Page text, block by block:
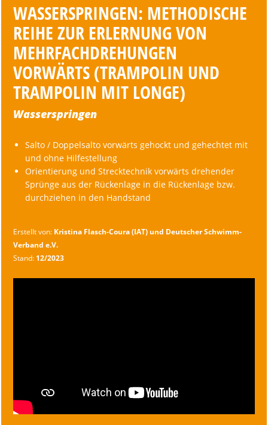
WASSERSPRINGEN: METHODISCHE
REIHE ZUR ERLERNUNG VON
MEHRFACHDREHUNGEN
VORWÄRTS (TRAMPOLIN UND
TRAMPOLIN MIT LONGE)
Wasserspringen
Salto / Doppelsalto vorwärts gehockt und gehechtet mit
und ohne Hilfestellung
Orientierung und Strecktechnik vorwärts drehender
Sprünge aus der Rückenlage in die Rückenlage bzw.
durchziehen in den Handstand
Erstellt von: Kristina Flasch-Coura (IAT) und Deutscher Schwimm-
Verband e.V.
Stand: 12/2023